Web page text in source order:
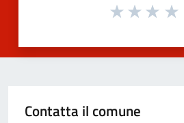
Contatta il comune